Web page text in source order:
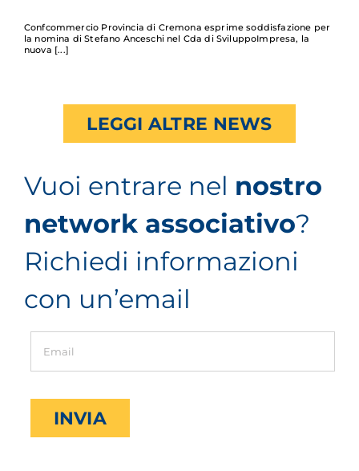
Confcommercio Provincia di Cremona esprime soddisfazione per
la nomina di Stefano Anceschi nel Cda di SviluppoImpresa, la
nuova
LEGGI ALTRE NEWS
Vuoi entrare nel nostro
network associativo?
Richiedi informazioni
con un’email